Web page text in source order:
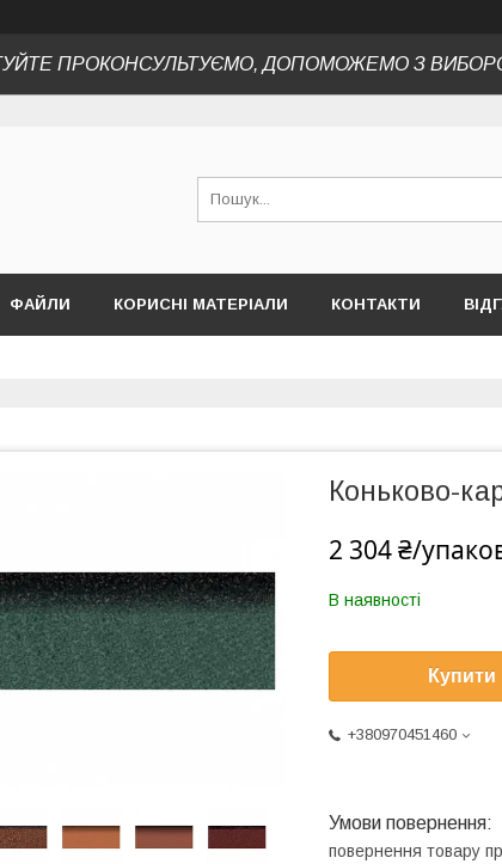
ПРОКОНСУЛЬТУЄМО, ДОПОМОЖЕМО З
ФАЙЛИ КОРИСНІ МАТЕРІАЛИ КОНТАКТИ
Коньково-
2 304 ₴/
В наявності
Купити
+380970451460
повернення товару